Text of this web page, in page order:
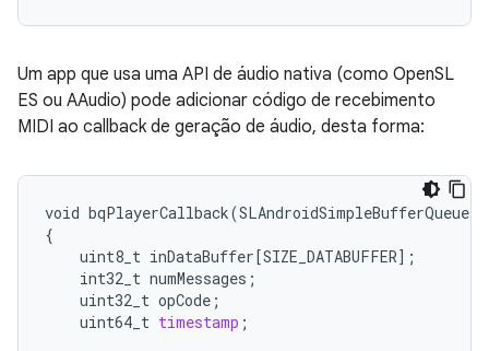
Um app que usa uma API de áudio nativa (como OpenSL
ES ou AAudio) pode adicionar código de recebimento
MIDI ao callback de geração de áudio, desta forma:
void bqPlayerCallback(
{
uint8_t inDataBuffer [SIZE_DATABUFFER] ;
int32_t numMessages ;
uint32_t opCode ;
uint64_t timestamp ;